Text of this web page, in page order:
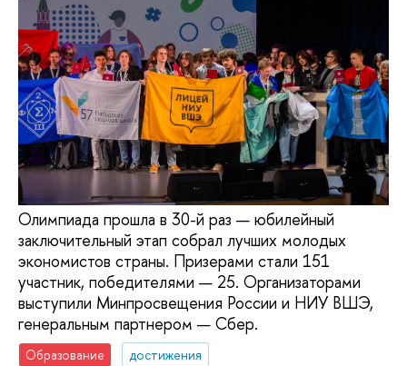
Олимпиада прошла в 30-й раз — юбилейный
заключительный этап собрал лучших молодых
экономистов страны. Призерами стали 151
участник, победителями — 25. Организаторами
выступили Минпросвещения России и НИУ ВШЭ,
генеральным партнером — Сбер.
Образование
достижения